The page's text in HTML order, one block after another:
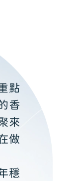
點
香
來
做
穩